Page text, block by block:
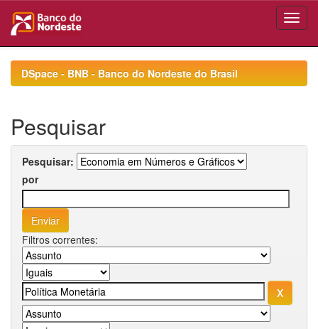
navigationDSpace - BNB - Banco do Nordeste do Brasil
Pesquisar
Pesquisar:
por
Filtros correntes: